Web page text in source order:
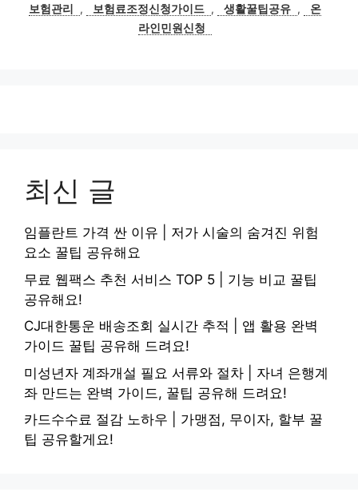
보험관리
, 보험료조정신청가이드 , 생활꿀팁공유 ,
온
라인민원신청
최신 글
임플란트 가격 싼 이유 | 저가 시술의 숨겨진 위험
요소 꿀팁 공유해요
무료 웹팩스 추천 서비스 TOP 5 | 기능 비교 꿀팁
공유해요!
CJ대한통운 배송조회 실시간 추적 | 앱 활용 완벽
가이드 꿀팁 공유해 드려요!
미성년자 계좌개설 필요 서류와 절차 | 자녀 은행계
좌 만드는 완벽 가이드, 꿀팁 공유해 드려요!
카드수수료 절감 노하우 | 가맹점, 무이자, 할부 꿀
팁 공유할게요!